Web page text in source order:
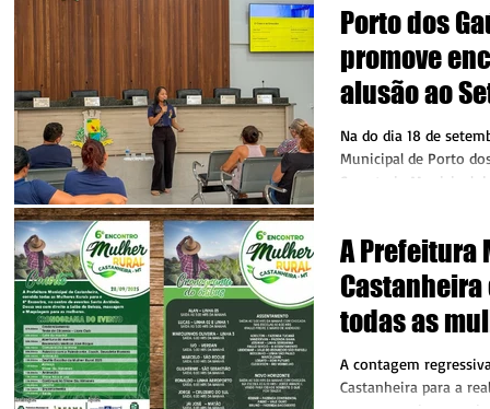
Porto dos
promove
alusão ao
Amarelo
Na do dia 18 de
Municipal de Porto
Secretaria Municipal
A Prefeitura
Castanheira
todas as
para o 6º
Mulher
A contagem
Castanheira para a